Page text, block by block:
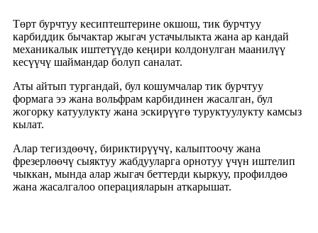
Төрт бурчтуу кесиптештерине окшош, тик бурчтуу
карбиддик бычактар ​​жыгач устачылыкта жана ар кандай
механикалык иштетүүдө кеңири колдонулган маанилүү
кесүүчү шаймандар болуп саналат.
Аты айтып тургандай, бул кошумчалар тик бурчтуу
формага ээ жана вольфрам карбидинен жасалган, бул
жогорку катуулукту жана эскирүүгө туруктуулукту камсыз
кылат.
Алар тегиздөөчү, бириктирүүчү, калыптоочу жана
фрезерлөөчү сыяктуу жабдууларга орнотуу үчүн иштелип
чыккан, мында алар жыгач беттерди кыркуу, профилдөө
жана жасалгалоо операцияларын аткарышат.